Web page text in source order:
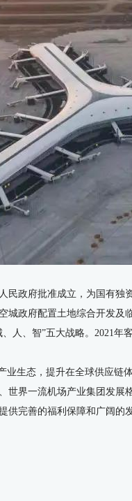
民政府批准成立，为国有
政府配置土地综合开发及
人、智”五大战略。2021
业生态，提升在全球供应
世界一流机场产业集团发展格
供完善的福利保障和广阔